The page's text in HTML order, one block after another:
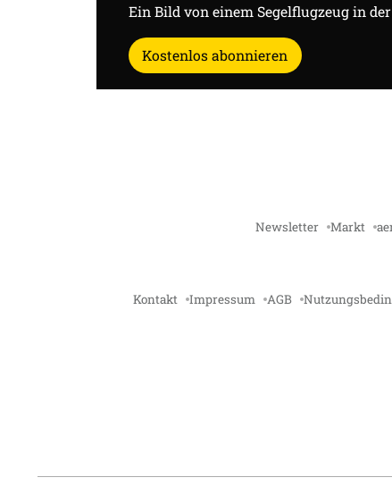
Ein Bild von einem Segelflugzeug in
Kostenlos abonnieren
Newsletter Markt
Kontakt Impressum AGB